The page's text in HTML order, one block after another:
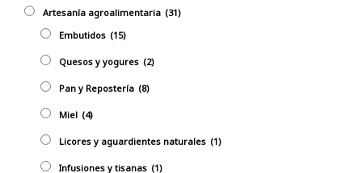
Artesanía agroalimentaria (31)
Embutidos (15)
Quesos y yogures (2)
Pan y Repostería (8)
Miel (4)
Licores y aguardientes naturales (1)
Infusiones y tisanas (1)